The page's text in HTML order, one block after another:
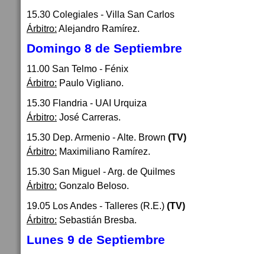
15.30 Colegiales - Villa San Carlos
Árbitro: Alejandro Ramírez.
Domingo 8 de Septiembre
11.00 San Telmo - Fénix
Árbitro: Paulo Vigliano.
15.30 Flandria - UAI Urquiza
Árbitro: José Carreras.
15.30 Dep. Armenio - Alte. Brown (TV)
Árbitro: Maximiliano Ramírez.
15.30 San Miguel - Arg. de Quilmes
Árbitro: Gonzalo Beloso.
19.05 Los Andes - Talleres (R.E.) (TV)
Árbitro: Sebastián Bresba.
Lunes 9 de Septiembre